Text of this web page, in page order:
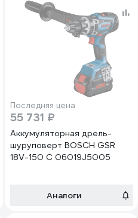
Последняя цена
55 731 ₽
Аккумуляторная дрель-
шуруповерт BOSCH GSR
18V-150 C 06019J5005
Аналоги